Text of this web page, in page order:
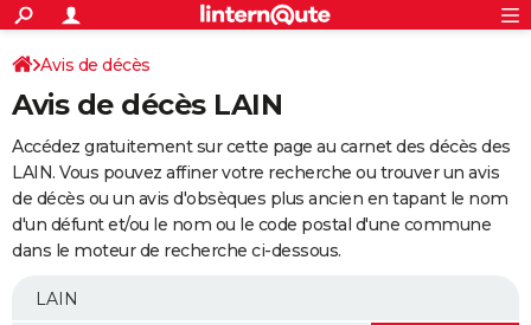
ACTUALITÉS
Politique
Société
Faits Divers
Education
Monde
Villes
+
SPORT
Coupe du monde 2026
Football
Tennis
Cyclisme
Rugby
Forum
Programme TV
TNTStreaming
Cinéma
Sorties cinéma
Musique
+
FINANCE
Retraite
Impôts
Epargne
Immobilier
Risques naturels par ville
Banque
Assurance
Crédit
AUTO
Essais
Réserver un essai
Citadines
Berlines
SUV
Forum auto
+
Mobiles
Meilleur smartphone
Internet
Ordinateurs
Jeux vidéo
Guide high-tech
Avis de décès
Avis de décès LAIN
Accédez gratuitement sur cette page au carnet des décès des
LAIN. Vous pouvez affiner votre recherche ou trouver un avis
de décès ou un avis d'obsèques plus ancien en tapant le nom
d'un défunt et/ou le nom ou le code postal d'une commune
dans le moteur de recherche ci-dessous.